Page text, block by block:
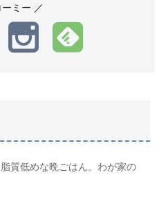
ミー ／
脂質低めな晩ごはん。わが家の